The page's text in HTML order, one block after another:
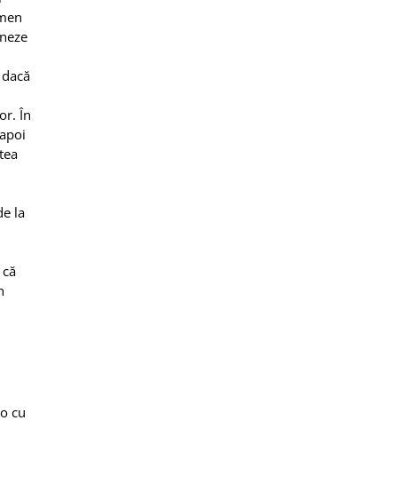
În
la
cu